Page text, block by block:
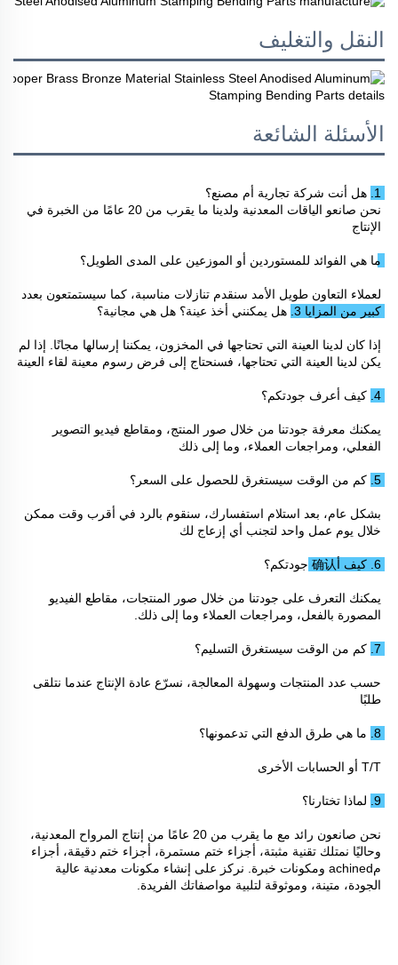
النقل والتغليف
الأسئلة الشائعة
1. هل أنت شركة تجارية أم مصنع؟
الإنتاج
ما هي الفوائد للمستوردين أو الموزعين على المدى الطويل؟
كبير من المزايا 3. هل يمكنني أخذ عينة؟ هل هي مجانية؟
يكن لدينا العينة التي تحتاجها، فسنحتاج إلى فرض رسوم معينة لقاء العينة
4. كيف أعرف جودتكم؟
الفعلي، ومراجعات العملاء، وما إلى ذلك
5. كم من الوقت سيستغرق للحصول على السعر؟
خلال يوم عمل واحد لتجنب أي إزعاج لك
6. كيف أ确认 جودتكم؟
المصورة بالفعل، ومراجعات العملاء وما إلى ذلك.
7. كم من الوقت سيستغرق التسليم؟
طلبًا
8. ما هي طرق الدفع التي تدعمونها؟
T/T أو الحسابات الأخرى
9. لماذا تختارنا؟
الجودة، متينة، وموثوقة لتلبية مواصفاتك الفريدة.